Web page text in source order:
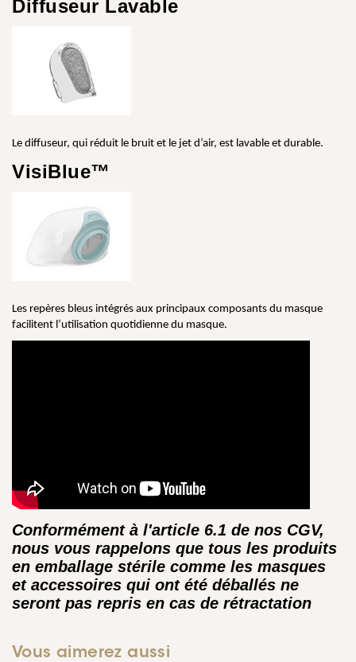
Diffuseur Lavable
Le diffuseur, qui réduit le bruit et le jet d’air, est lavable et durable.
VisiBlue™
Les repères bleus intégrés aux principaux composants du masque
facilitent l’utilisation quotidienne du masque.
Conformément à l'article 6.1 de nos CGV,
nous vous rappelons que tous les produits
en emballage stérile comme les masques
et accessoires qui ont été déballés ne
seront pas repris en cas de rétractation
Vous aimerez aussi